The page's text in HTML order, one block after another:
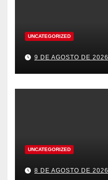
UNCATEGORIZED
9 DE AGOSTO DE 2026
UNCATEGORIZED
8 DE AGOSTO DE 2026